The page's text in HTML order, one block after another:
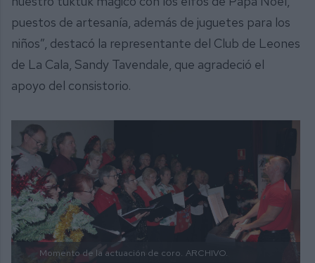
puestos de artesanía, además de juguetes para los
niños”, destacó la representante del Club de Leones
de La Cala, Sandy Tavendale, que agradeció el
apoyo del consistorio.
Momento de la actuación de coro. ARCHIVO.